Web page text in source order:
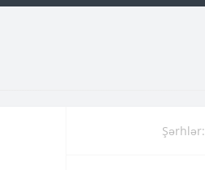
Şərhlər: